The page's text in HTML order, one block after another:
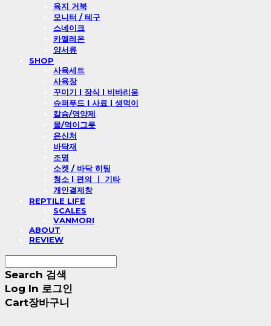
육지 거북
모니터 / 테구
스네이크
카멜레온
양서류
SHOP
사육세트
사육장
꾸미기 l 장식 l 비바리움
슈퍼푸드 l 사료 l 생먹이
칼슘/영양제
물/먹이그릇
은신처
바닥재
조명
소켓 / 바닥 히팅
청소 l 편의 ㅣ 기타
개인결제창
REPTILE LIFE
SCALES
VANMORI
ABOUT
REVIEW
Search 검색
Log In 로그인
Cart장바구니